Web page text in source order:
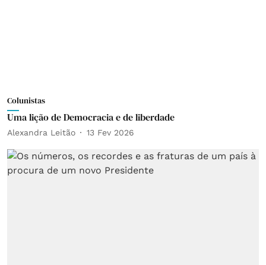
Colunistas
Uma lição de Democracia e de liberdade
Alexandra Leitão 13 Fev 2026